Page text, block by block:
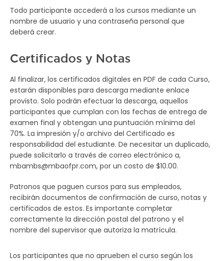
Todo participante accederá a los cursos mediante un
nombre de usuario y una contraseña personal que
deberá crear.
Certificados y Notas
Al finalizar, los certificados digitales en PDF de cada Curso,
estarán disponibles para descarga mediante enlace
provisto. Solo podrán efectuar la descarga, aquellos
participantes que cumplan con las fechas de entrega de
examen final y obtengan una puntuación mínima del
70%. La impresión y/o archivo del Certificado es
responsabilidad del estudiante. De necesitar un duplicado,
puede solicitarlo a través de correo electrónico a,
mbambs@mbaofpr.com, por un costo de $10.00.
Patronos que paguen cursos para sus empleados,
recibirán documentos de confirmación de curso, notas y
certificados de estos. Es importante completar
correctamente la dirección postal del patrono y el
nombre del supervisor que autoriza la matrícula.
Los participantes que no aprueben el curso según los